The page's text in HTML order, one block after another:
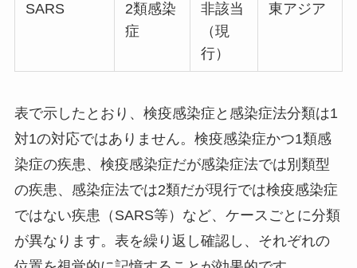
SARS
2類感染
症
非該当
（現
行）
東アジア
表で示したとおり、検疫感染症と感染症法分類は1
対1の対応ではありません。検疫感染症かつ1類感
染症の疾患、検疫感染症だが感染症法では別類型
の疾患、感染症法では2類だが現行では検疫感染症
ではない疾患（SARS等）など、ケースごとに分類
が異なります。表を繰り返し確認し、それぞれの